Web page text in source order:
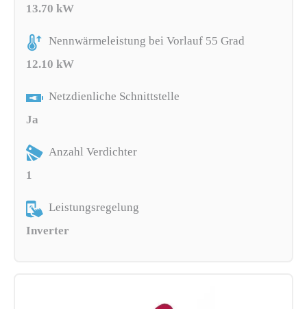
13.70 kW
Nennwärmeleistung bei Vorlauf 55 Grad
12.10 kW
Netzdienliche Schnittstelle
Ja
Anzahl Verdichter
1
Leistungsregelung
Inverter